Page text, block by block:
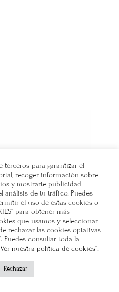
terceros para garantizar el
recoger información sobre
y mostrarte publicidad
análisis de tu tráfico. Puedes
el uso de estas cookies o
para obtener más
que usamos y seleccionar
rechazar las cookies optativas
Puedes consultar toda la
nuestra política de cookies”.
Rechazar